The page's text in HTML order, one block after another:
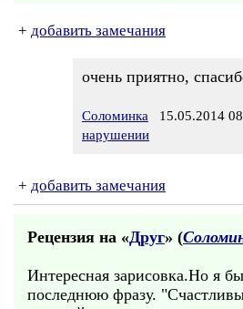
+ добавить замечания
очень приятно,
Соломинка 15.05.2014
нарушении
+ добавить замечания
Рецензия на «Друг» (
Интересная зарисовка.Но я
последнюю фразу.